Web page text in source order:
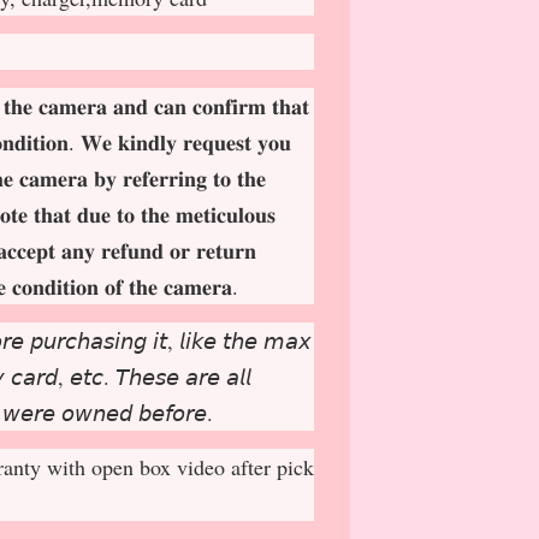
𝐜𝐚𝐦𝐞𝐫𝐚 𝐚𝐧𝐝 𝐜𝐚𝐧 𝐜𝐨𝐧𝐟𝐢𝐫𝐦 𝐭𝐡𝐚𝐭
𝐖𝐞 𝐤𝐢𝐧𝐝𝐥𝐲 𝐫𝐞𝐪𝐮𝐞𝐬𝐭 𝐲𝐨𝐮
𝐜𝐚𝐦𝐞𝐫𝐚 𝐛𝐲 𝐫𝐞𝐟𝐞𝐫𝐫𝐢𝐧𝐠 𝐭𝐨 𝐭𝐡𝐞
𝐭𝐡𝐚𝐭 𝐝𝐮𝐞 𝐭𝐨 𝐭𝐡𝐞 𝐦𝐞𝐭𝐢𝐜𝐮𝐥𝐨𝐮𝐬
𝐭 𝐚𝐧𝐲 𝐫𝐞𝐟𝐮𝐧𝐝 𝐨𝐫 𝐫𝐞𝐭𝐮𝐫𝐧
𝐜𝐨𝐧𝐝𝐢𝐭𝐢𝐨𝐧 𝐨𝐟 𝐭𝐡𝐞 𝐜𝐚𝐦𝐞𝐫𝐚.
𝘱𝘶𝘳𝘤𝘩𝘢𝘴𝘪𝘯𝘨 𝘪𝘵, 𝘭𝘪𝘬𝘦 𝘵𝘩𝘦 𝘮𝘢𝘹
𝘦𝘵𝘤. 𝘛𝘩𝘦𝘴𝘦 𝘢𝘳𝘦 𝘢𝘭𝘭
𝘰𝘸𝘯𝘦𝘥 𝘣𝘦𝘧𝘰𝘳𝘦.
with open box video after pick